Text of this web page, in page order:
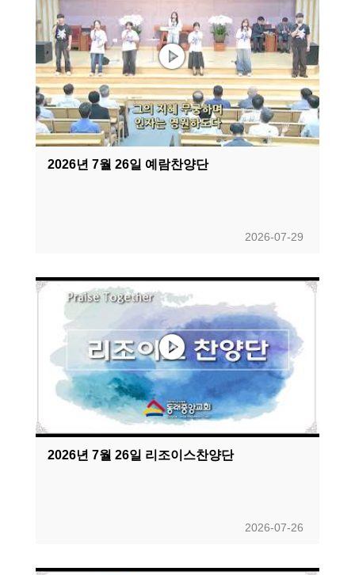
2026년 7월 26일 예람찬양단
2026-07-29
2026년 7월 26일 리조이스찬양단
2026-07-26